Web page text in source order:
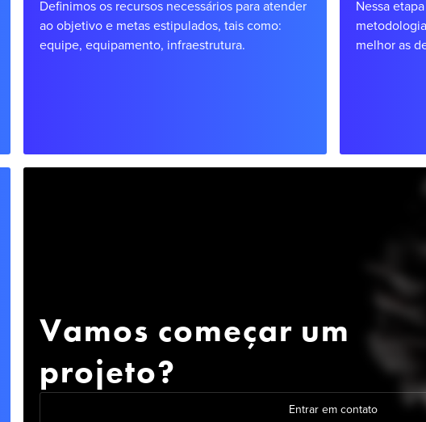
Definimos os recursos necessários para atender
ao objetivo e metas estipulados, tais como:
equipe, equipamento, infraestrutura.
Nessa
melhor as
Vamos começar um
projeto?
Entrar em contato